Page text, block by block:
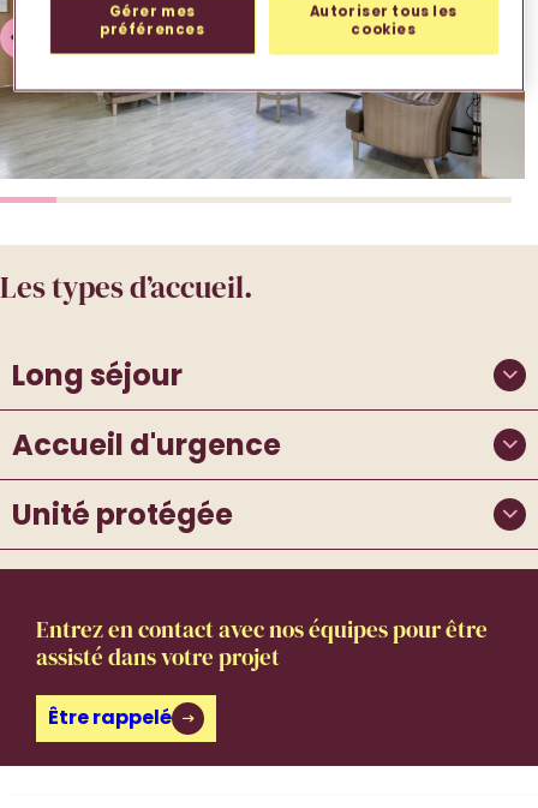
Les types d’accueil.
Long séjour
Accueil d'urgence
Unité protégée
Entrez en contact avec nos équipes pour être
assisté dans votre projet
Être rappelé
Gérer mes
préférences
Autoriser tous les
cookies